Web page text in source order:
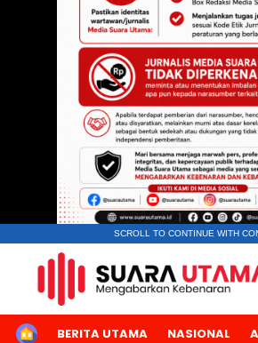
SCROLL TO CONTINUE WITH
HOMEBERITA UTAMA NASIONAL